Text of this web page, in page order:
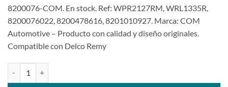
8200076-COM. En stock. Ref: WPR2127RM, WRL1335R,
8200076022, 8200478616, 8201010927. Marca: COM
Automotive – Producto con calidad y diseño originales.
Compatible con Delco Remy